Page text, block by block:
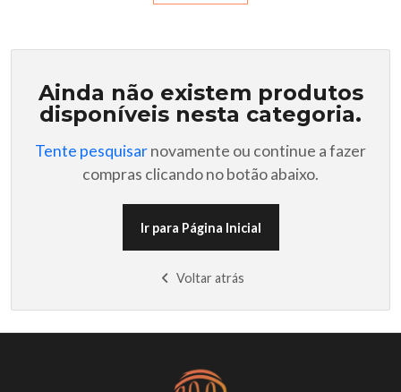
Ainda não existem produtos
disponíveis nesta categoria.
Tente pesquisarnovamente ou continue a fazer
compras clicando no botão abaixo.
Ir para Página Inicial
Voltar atrás